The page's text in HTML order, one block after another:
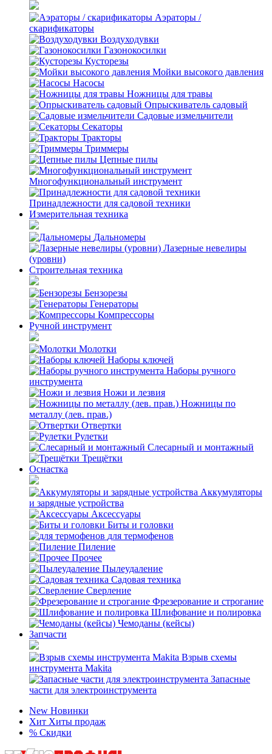
Аэраторы /
скарификаторы
Воздуходувки
Газонокосилки
Кусторезы
Мойки высокого давления
Насосы
Ножницы для травы
Опрыскиватель садовый
Садовые измельчители
Секаторы
Тракторы
Триммеры
Цепные пилы
Многофункциональный инструмент
Принадлежности для садовой техники
Измерительная техника
Дальномеры
Лазерные невелиры
(уровни)
Строительная техника
Бензорезы
Генераторы
Компрессоры
Ручной инструмент
Молотки
Наборы ключей
Наборы ручного
инструмента
Ножи и лезвия
Ножницы по
металлу (лев. прав.)
Отвертки
Рулетки
Слесарный и монтажный
Трещётки
Оснастка
Аккумуляторы
и зарядные устройства
Аксессуары
Биты и головки
для термофенов
Пиление
Прочее
Пылеудаление
Садовая техника
Сверление
Фрезерование и строгание
Шлифование и полировка
Чемоданы (кейсы)
Запчасти
Взрыв схемы
инструмента Makita
Запасные
части для электроинструмента
New Новинки
Хит Хиты продаж
% Скидки